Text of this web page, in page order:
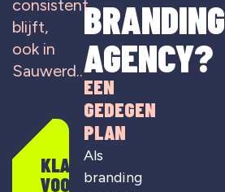
consistent
blijft,
ook in
Sauwerd..
KLAAR
VOOR
BRANDING
AGENCY?
EEN
GEDEGEN
PLAN
Als
branding